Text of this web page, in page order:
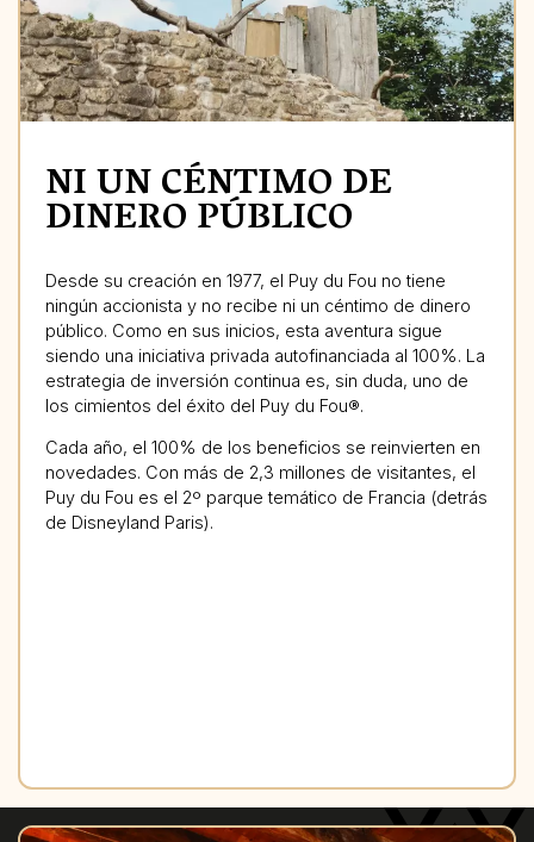
NI UN CÉNTIMO DE
DINERO PÚBLICO
Desde su creación en 1977, el Puy du Fou no tiene
ningún accionista y no recibe ni un céntimo de dinero
público. Como en sus inicios, esta aventura sigue
siendo una iniciativa privada autofinanciada al 100%. La
estrategia de inversión continua es, sin duda, uno de
los cimientos del éxito del Puy du Fou®.
Cada año, el 100% de los beneficios se reinvierten en
novedades. Con más de 2,3 millones de visitantes, el
Puy du Fou es el 2º parque temático de Francia (detrás
de Disneyland Paris).